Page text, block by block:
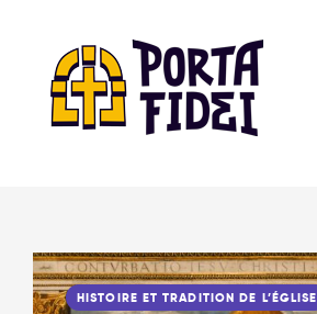
HISTOIRE ET TRADITION DE L’ÉGLISE